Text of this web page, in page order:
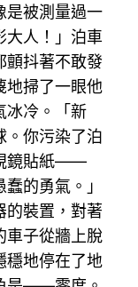
是被測量過一
大人！」泊車
顫抖著不敢發
地掃了一眼他
冰冷。「新
。你污染了泊
鏡貼紙——
的勇氣。」
的裝置，對著
車子從牆上脫
穩地停在了地